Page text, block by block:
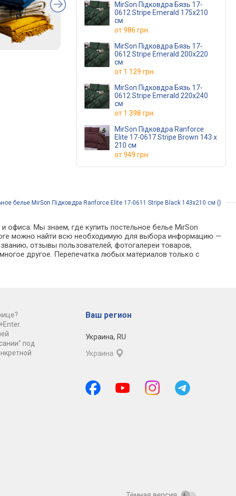
MirSon Підковдра Бязь 17-
0612 Stripe Emerald 175x210
см
от986 грн.
MirSon Підковдра Бязь 17-
0612 Stripe Emerald 200x220
см
от 1 129 грн.
MirSon Підковдра Бязь 17-
0612 Stripe Emerald 220x240
см
от 1 398 грн.
MirSon Підковдра Ranforce
Elite 17-0617 Stripe Brown 143 x
210 см
от949 грн.
белье MirSon Підковдра Ranforce Elite 17-0611 Stripe Black 143x210 см ()
офиса. Мы знаем, где купить постельное белье MirSon
можно найти всю необходимую для выбора информацию —
отзывы пользователей, фотогалереи товаров,
другое. Перепечатка любых материалов только с
под
Ваш регион
Украина, RU
Украина